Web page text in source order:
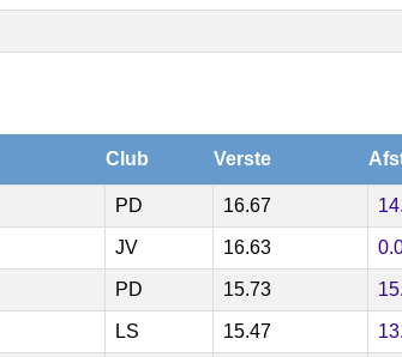
Club Verste
PD 16.67
JV 16.63
PD 15.73
LS 15.47